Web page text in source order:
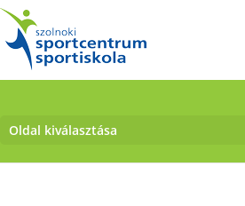
Oldal kiválasztása